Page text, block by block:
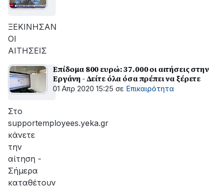
ΞΕΚΙΝΗΣΑΝ
ΟΙ
ΑΙΤΗΣΕΙΣ
Επίδομα 800 ευρώ: 37.000 οι αιτήσεις στην
Εργάνη - Δείτε όλα όσα πρέπει να ξέρετε
01 Απρ 2020 15:25 σε Επικαιρότητα
Στο
supportemployees.yeka.gr
κάνετε
την
αίτηση -
Σήμερα
καταθέτουν